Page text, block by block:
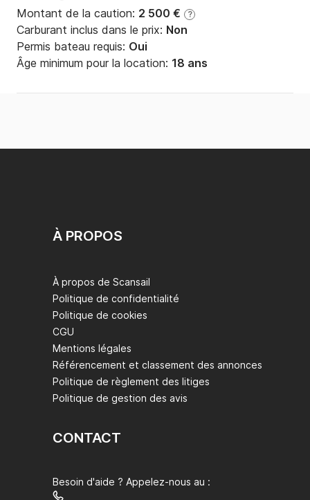
Montant de la caution: 2 500 € ?
Carburant inclus dans le prix: Non
Permis bateau requis: Oui
Âge minimum pour la location: 18 ans
À PROPOS
À propos de Scansail
Politique de confidentialité
Politique de cookies
CGU
Mentions légales
Référencement et classement des annonces
Politique de règlement des litiges
Politique de gestion des avis
CONTACT
Besoin d'aide ? Appelez-nous au :